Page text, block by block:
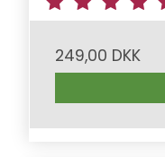
249,00 DKK